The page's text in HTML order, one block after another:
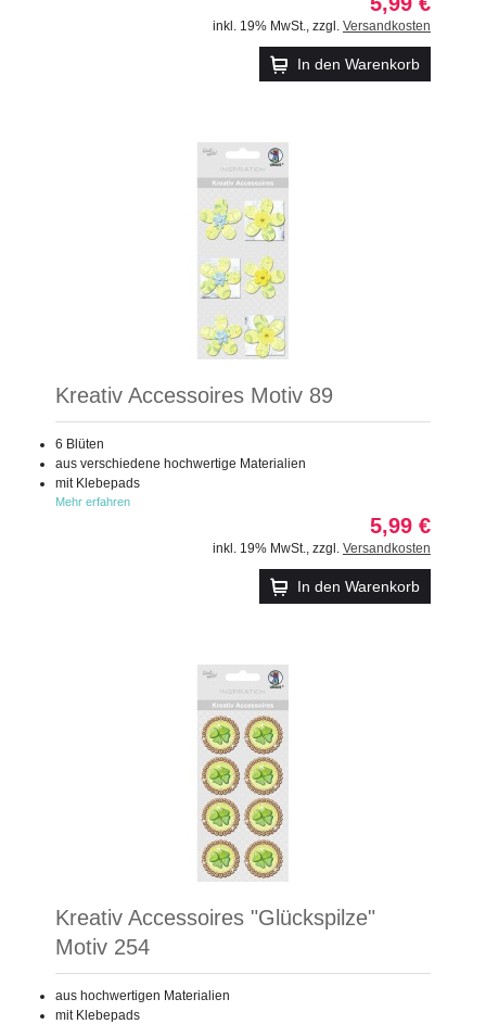
inkl. 19% MwSt. zzgl. Versandkosten
In den Warenkorb
Kreativ Accessoires Motiv 89
6 Blüten
aus verschiedene hochwertige Materialien
mit Klebepads
Mehr erfahren
5,99 €
inkl. 19% MwSt. zzgl. Versandkosten
In den Warenkorb
Kreativ Accessoires "Glückspilze"
Motiv 254
aus hochwertigen Materialien
mit Klebepads